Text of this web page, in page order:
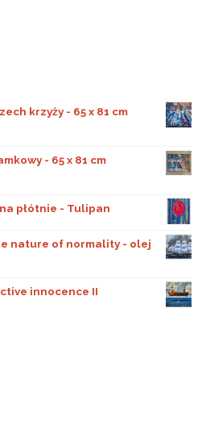
krzyży - 65 x 81 cm
- 65 x 81 cm
płótnie - Tulipan
nature of normality - olej
innocence II